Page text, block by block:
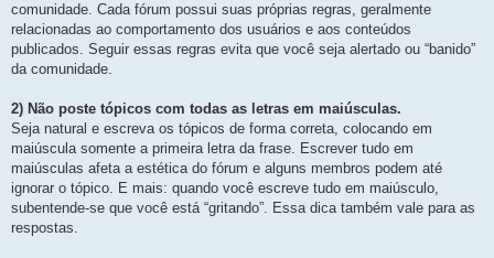
i
t
o
u
t
a
o
s
t
a
e
m
r
t
o
u
p
s
t
a
g
e
m
comunidade. Cada fórum possui suas próprias regras, geralmente
relacionadas ao comportamento dos usuários e aos conteúdos
publicados. Seguir essas regras evita que você seja alertado ou “banido”
da comunidade.
2) Não poste tópicos com todas as letras em maiúsculas.
Seja natural e escreva os tópicos de forma correta, colocando em
maiúscula somente a primeira letra da frase. Escrever tudo em
maiúsculas afeta a estética do fórum e alguns membros podem até
ignorar o tópico. E mais: quando você escreve tudo em maiúsculo,
subentende-se que você está “gritando”. Essa dica também vale para as
respostas.